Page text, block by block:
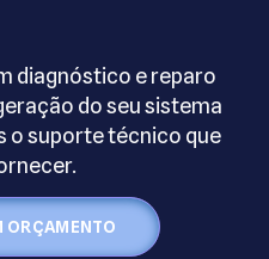
diagnóstico e reparo
do seu sistema
suporte técnico que
ORÇAMENTO